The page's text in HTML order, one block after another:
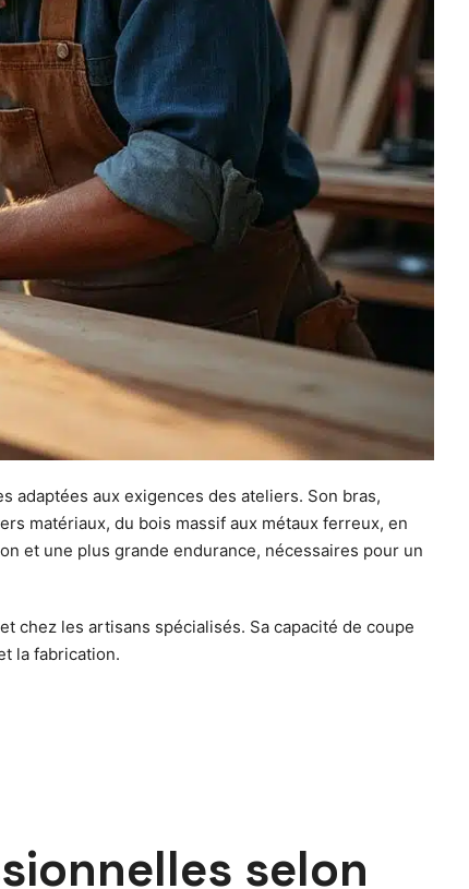
adaptées aux exigences des ateliers. Son bras,
matériaux, du bois massif aux métaux ferreux, en
et une plus grande endurance, nécessaires pour un
chez les artisans spécialisés. Sa capacité de coupe
la fabrication.
selon